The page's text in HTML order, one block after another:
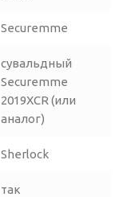
Securemme
сувальдный
Securemme
2019XCR (или
аналог)
Sherlock
так